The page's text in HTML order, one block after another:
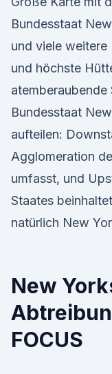
Bundesstaat
und viele weitere
und höchste
Bundesstaat
aufteilen:
Agglomeration
umfasst, und
Staates
natürlich New
New
FOCUS